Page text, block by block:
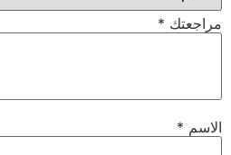
مراجعتك *
الاسم *